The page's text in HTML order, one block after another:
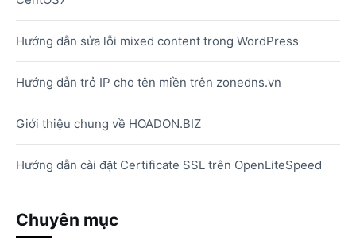
Hướng dẫn sửa lỗi mixed content trong WordPress
Hướng dẫn trỏ IP cho tên miền trên zonedns.vn
Giới thiệu chung về HOADON.BIZ
Hướng dẫn cài đặt Certificate SSL trên OpenLiteSpeed
Chuyên mục